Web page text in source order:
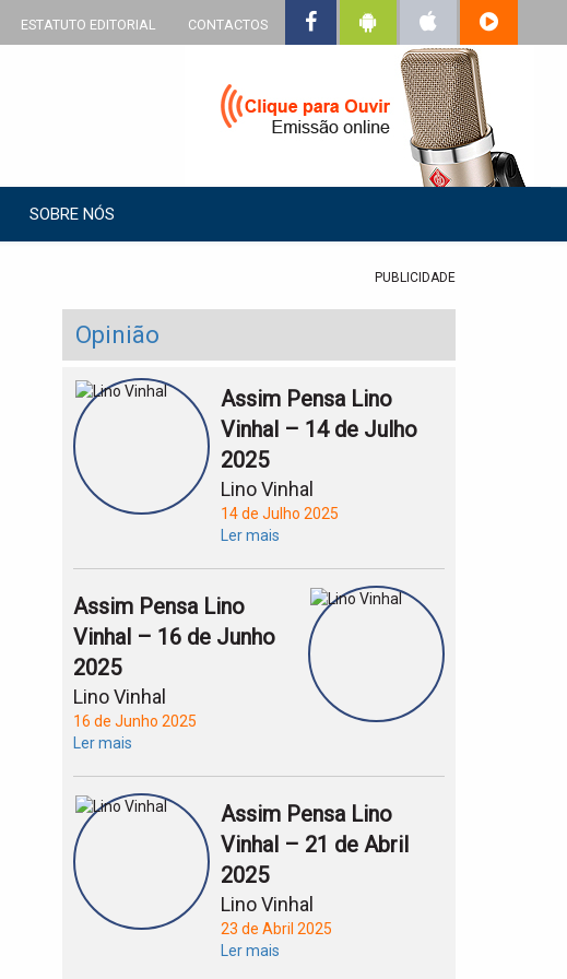
ESTATUTO EDITORIAL CONTACTOS
SOBRE NÓS
PUBLICIDADE
Opinião
Assim Pensa Lino
Vinhal – 14 de Julho
2025
Lino Vinhal
14 de Julho 2025
Ler mais
Assim Pensa Lino
Vinhal – 16 de Junho
2025
Lino Vinhal
16 de Junho 2025
Ler mais
Assim Pensa Lino
Vinhal – 21 de Abril
2025
Lino Vinhal
23 de Abril 2025
Ler mais